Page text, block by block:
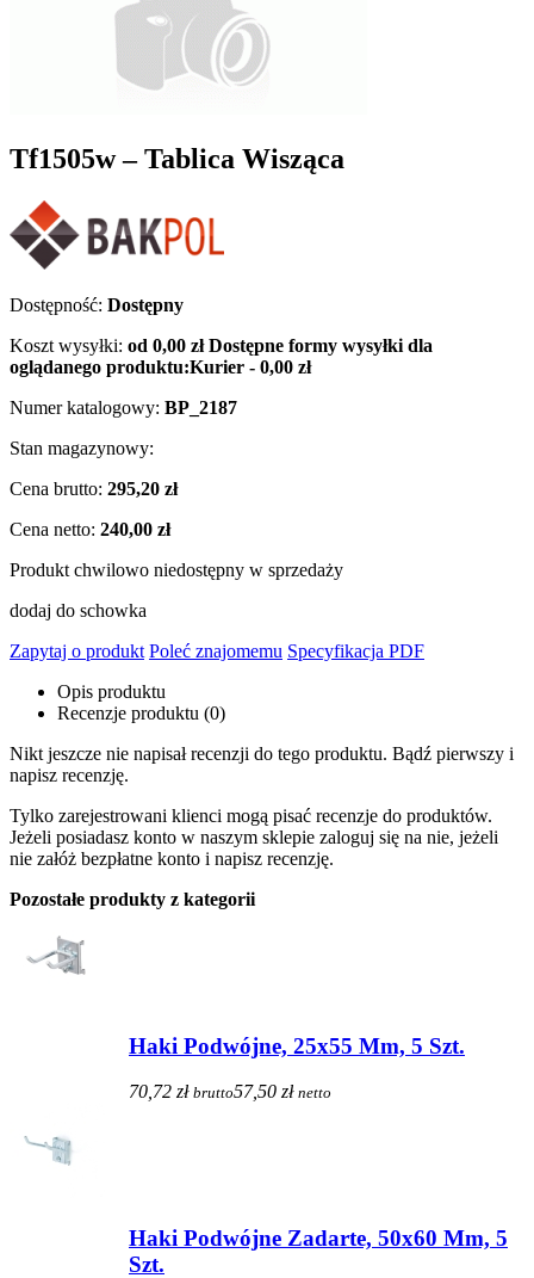
Tf1505w – Tablica Wisząca
Dostępność: Dostępny
Koszt wysyłki: od 0,00 złDostępne formy wysyłki dla
oglądanego produktu:Kurier - 0,00 zł
Numer katalogowy: BP_2187
Stan magazynowy:
Cena brutto: 295,20 zł
Cena netto: 240,00 zł
Produkt chwilowo niedostępny w sprzedaży
dodaj do schowka
Zapytaj o produkt Poleć znajomemu Specyfikacja PDF
Opis produktu
Recenzje produktu (0)
Nikt jeszcze nie napisał recenzji do tego produktu. Bądź pierwszy i
napisz recenzję.
Tylko zarejestrowani klienci mogą pisać recenzje do produktów.
Jeżeli posiadasz konto w naszym sklepie zaloguj się na nie, jeżeli
nie załóż bezpłatne konto i napisz recenzję.
Pozostałe produkty z kategorii
Haki Podwójne, 25x55 Mm, 5 Szt.
70,72 zł brutto57,50 zł netto
Haki Podwójne Zadarte, 50x60 Mm, 5
Szt.